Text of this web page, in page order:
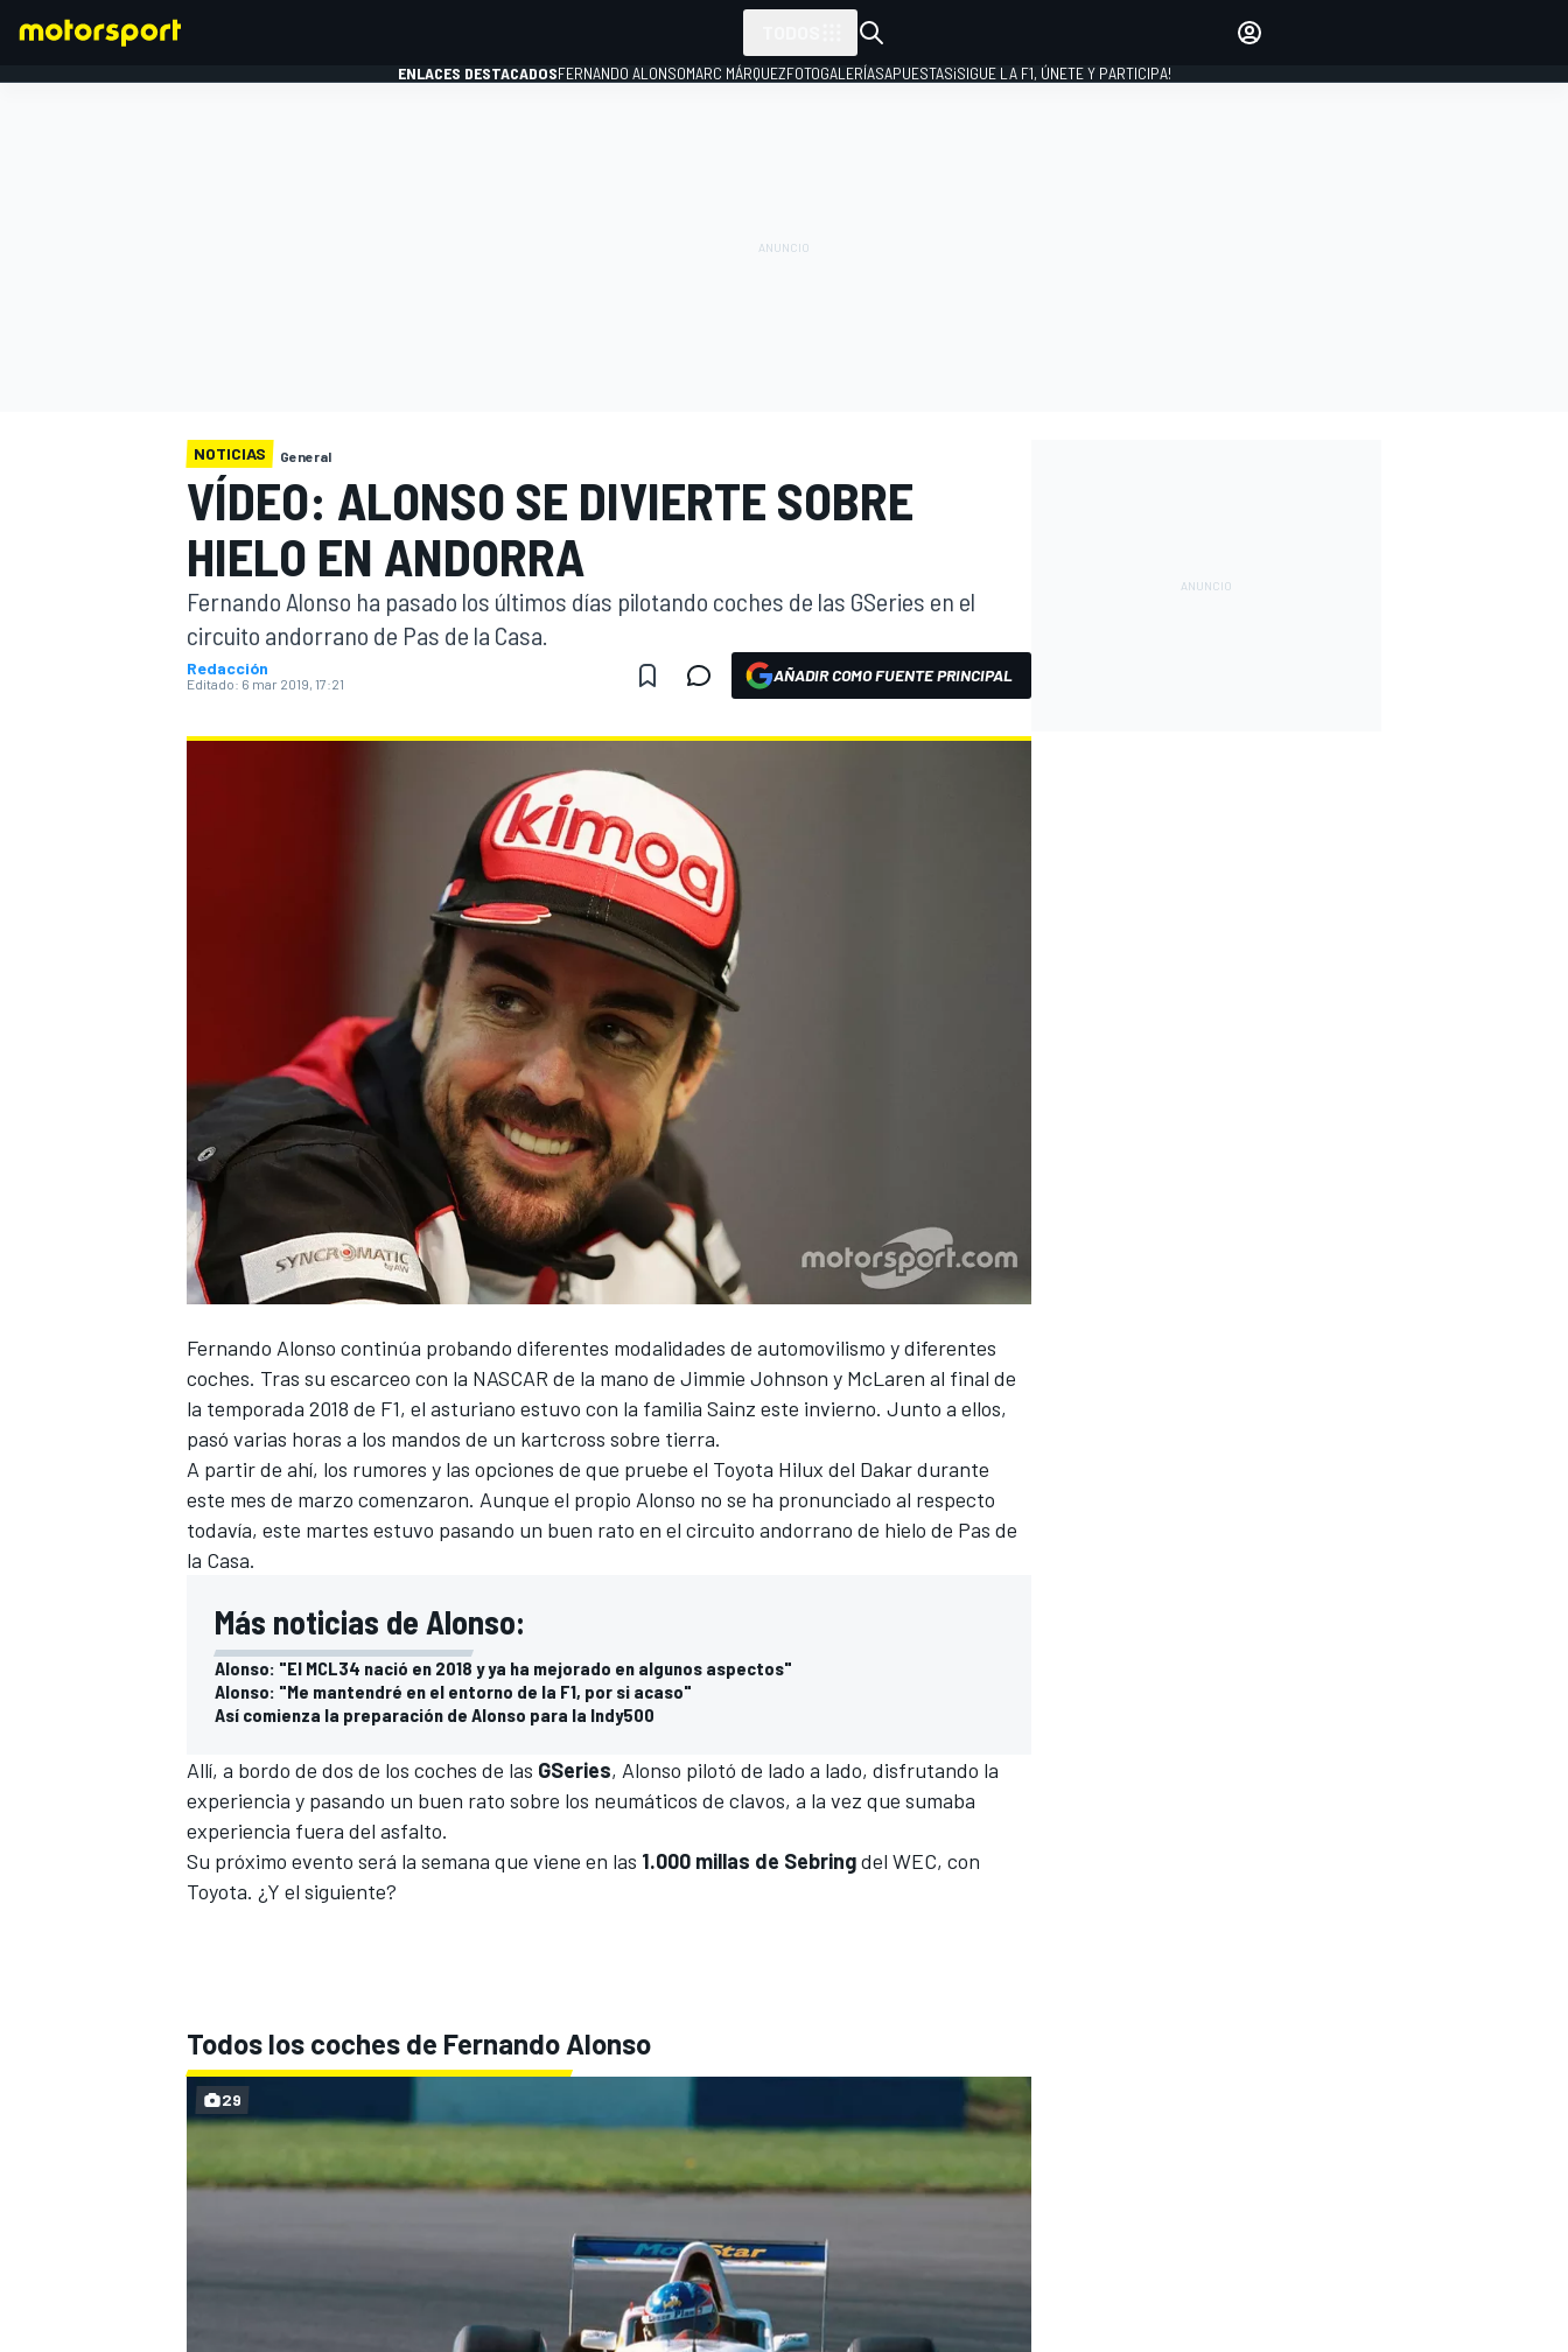
FÓRMULA E
ENLACES DESTACADOSFERNANDO ALONSOMARC MÁRQUEZFOTOGALERÍASAPUESTAS¡SIGUE LA F1, ÚNETE Y PARTICIPA!
NOTICIAS General
VÍDEO: ALONSO SE DIVIERTE SOBRE
HIELO EN ANDORRA
Fernando Alonso ha pasado los últimos días pilotando coches de las GSeries en el
circuito andorrano de Pas de la Casa.
Redacción
Editado: 6 mar 2019, 17:21 AÑADIR COMO FUENTE PRINCIPAL
Fernando Alonso continúa probando diferentes modalidades de automovilismo y diferentes
coches. Tras su escarceo con la NASCAR de la mano de Jimmie Johnson y McLaren al final de
la temporada 2018 de F1, el asturiano estuvo con la familia Sainz este invierno. Junto a ellos,
pasó varias horas a los mandos de un kartcross sobre tierra.
A partir de ahí, los rumores y las opciones de que pruebe el Toyota Hilux del Dakardurante
este mes de marzo comenzaron. Aunque el propio Alonso no se ha pronunciado al respecto
todavía, este martes estuvo pasando un buen rato en el circuito andorrano de hielo de Pas de
la Casa.
Más noticias de Alonso:
Alonso: "El MCL34 nació en 2018 y ya ha mejorado en algunos aspectos"
Alonso: "Me mantendré en el entorno de la F1, por si acaso"
Así comienza la preparación de Alonso para la Indy500
Allí, a bordo de dos de los coches de las GSeries, Alonso pilotó de lado a lado, disfrutando la
experiencia y pasando un buen rato sobre los neumáticos de clavos, a la vez que sumaba
experiencia fuera del asfalto.
Su próximo evento será la semana que viene en las 1.000 millas de Sebringdel WEC, con
Toyota. ¿Y el siguiente?
Todos los coches de Fernando Alonso
29